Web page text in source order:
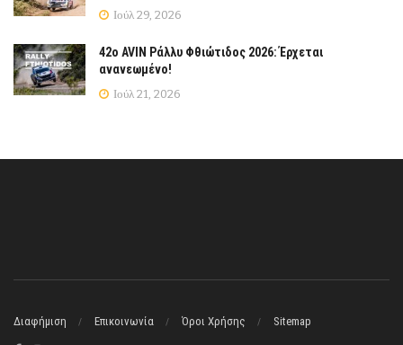
Ιούλ 29, 2026
42ο AVIN Ράλλυ Φθιώτιδος 2026: Έρχεται
ανανεωμένο!
Ιούλ 21, 2026
Διαφήμιση Επικοινωνία Όροι Χρήσης Sitemap